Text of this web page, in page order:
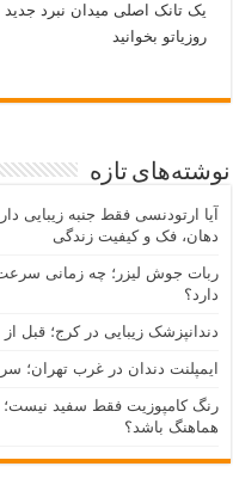
یک تانک اصلی میدان نبرد جدید
روزیاتو بخوانید
نوشته‌های تازه
آیا ارتودنسی فقط جنبه زیبایی
دهان، فک و کیفیت زندگی
ربات جوش لیزر؛ چه زمانی
دارد؟
دندانپزشک زیبایی در کرج؛ قبل از
ایمپلنت دندان در غرب تهران؛
رنگ کامپوزیت فقط سفید نیست؛
هماهنگ باشد؟